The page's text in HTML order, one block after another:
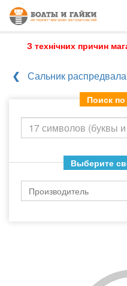
З технічних причин
Сальник распредвала
Поиск
Выберите